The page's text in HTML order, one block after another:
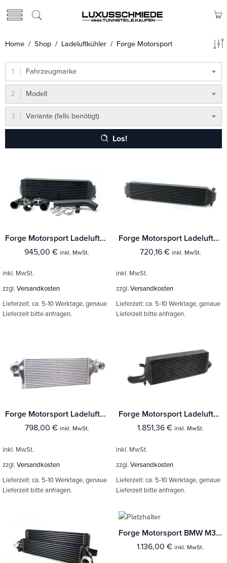
Home / Shop / Ladeluftkühler / Forge Motorsport
Fahrzeugmarke
Modell
Variante (falls benötigt)
Los!
Forge Motorsport Ladeluftkühler Hynundai i30N inkl. Performance
945,00 € inkl. MwSt.
inkl. MwSt.
zzgl. Versandkosten
Lieferzeit: ca. 5-10 Werktage, genaue
Lieferzeit bitte anfragen.
Forge Motorsport Ladeluftkühler Suzuki Swift
720,16 € inkl. MwSt.
inkl. MwSt.
zzgl. Versandkosten
Lieferzeit: ca. 5-10 Werktage, genaue
Lieferzeit bitte anfragen.
Forge Motorsport Ladeluftkühler VW Transporter T5
798,00 € inkl. MwSt.
inkl. MwSt.
zzgl. Versandkosten
Lieferzeit: ca. 5-10 Werktage, genaue
Lieferzeit bitte anfragen.
Forge Motorsport Ladeluftkühler Audi RS3 8V
1.851,36 € inkl. MwSt.
inkl. MwSt.
zzgl. Versandkosten
Lieferzeit: ca. 5-10 Werktage, genaue
Lieferzeit bitte anfragen.
Forge Motorsport BMW M3/M4 and M2 Competition Ladeluftkühler
1.136,00 € inkl. MwSt.